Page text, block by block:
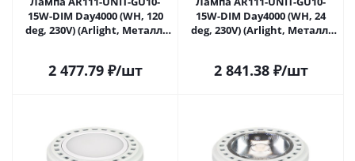
15W-DIM Day4000 (WH, 120
deg, 230V) (Arlight, Металл)
2 477.79₽/шт
15W-DIM Day4000 (WH, 24
deg, 230V) (Arlight, Металл)
2 841.38₽/шт